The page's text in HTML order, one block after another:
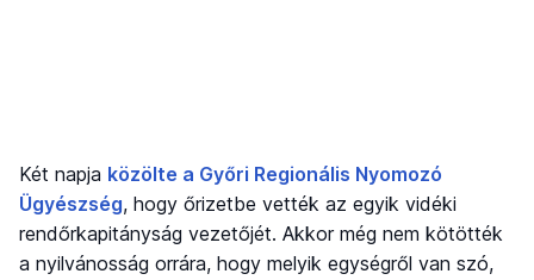
Két napja közölte a Győri Regionális Nyomozó
Ügyészség, hogy őrizetbe vették az egyik vidéki
rendőrkapitányság vezetőjét. Akkor még nem kötötték
a nyilvánosság orrára, hogy melyik egységről van szó,